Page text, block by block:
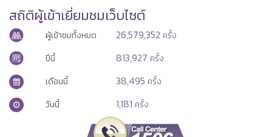
สถิติผู้เข้าเยี่ยมชมเว็บไซต์
ผู้เข้าชมทั้งหมด 26,579,352 ครั้ง
ปีนี้
813,927 ครั้ง
เดือนนี้
38,495 ครั้ง
วันนี้
1,181 ครั้ง